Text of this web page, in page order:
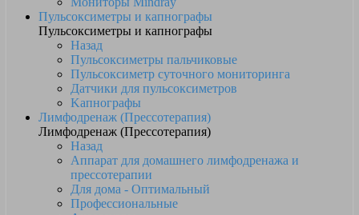
Пульсоксиметры и капнографы
Пульсоксиметры и капнографы
Назад
Пульсоксиметры пальчиковые
Пульсоксиметр суточного мониторинга
Датчики для пульсоксиметров
Kапнографы
Лимфодренаж (Прессотерапия)
Лимфодренаж (Прессотерапия)
Назад
Аппарат для домашнего лимфодренажа и
прессотерапии
Для дома - Оптимальный
Профессиональные